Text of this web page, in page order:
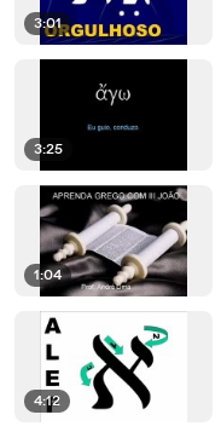
3:01
3:25
1:04
4:12